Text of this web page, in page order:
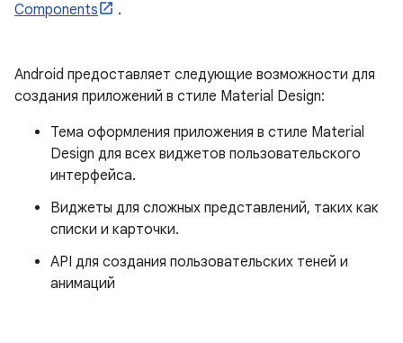
Components
.
Android предоставляет следующие возможности для
создания приложений в стиле Material Design:
Тема оформления приложения в стиле Material
Design для всех виджетов пользовательского
интерфейса.
Виджеты для сложных представлений, таких как
списки и карточки.
API для создания пользовательских теней и
анимаций